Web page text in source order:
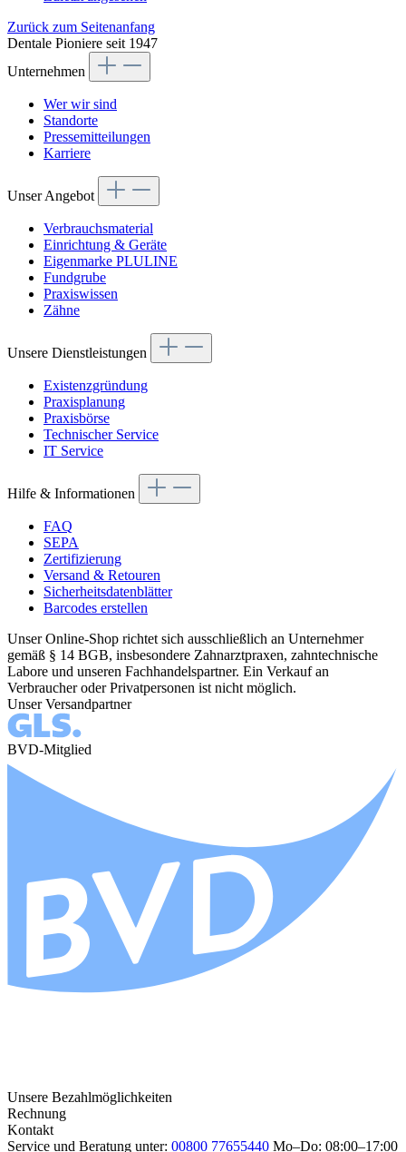
Zurück zum Seitenanfang
Dentale Pioniere seit 1947
Unternehmen
Wer wir sind
Standorte
Pressemitteilungen
Karriere
Unser Angebot
Verbrauchsmaterial
Einrichtung & Geräte
Eigenmarke PLULINE
Fundgrube
Praxiswissen
Zähne
Unsere Dienstleistungen
Existenzgründung
Praxisplanung
Praxisbörse
Technischer Service
IT Service
Hilfe & Informationen
FAQ
SEPA
Zertifizierung
Versand & Retouren
Sicherheitsdatenblätter
Barcodes erstellen
Unser Online-Shop richtet sich ausschließlich an Unternehmer
gemäß § 14 BGB, insbesondere Zahnarztpraxen, zahntechnische
Labore und unseren Fachhandelspartner. Ein Verkauf an
Verbraucher oder Privatpersonen ist nicht möglich.
Unser Versandpartner
BVD-Mitglied
Unsere Bezahlmöglichkeiten
Rechnung
Kontakt
Service und Beratung unter: 00800 77655440 Mo–Do: 08:00–17:00